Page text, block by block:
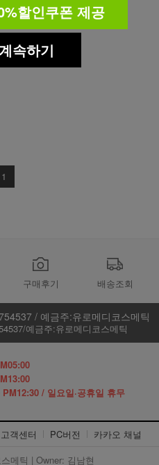
1
구매후기 배송조회
/ 예금주:유로메디코스메틱
예금주:유로메디코스메틱
/ 일요일·공휴일 휴무
고객센터 PC버전
카카오 채널
메틱 | Owner: 김남현
할인쿠폰 제공
속하기